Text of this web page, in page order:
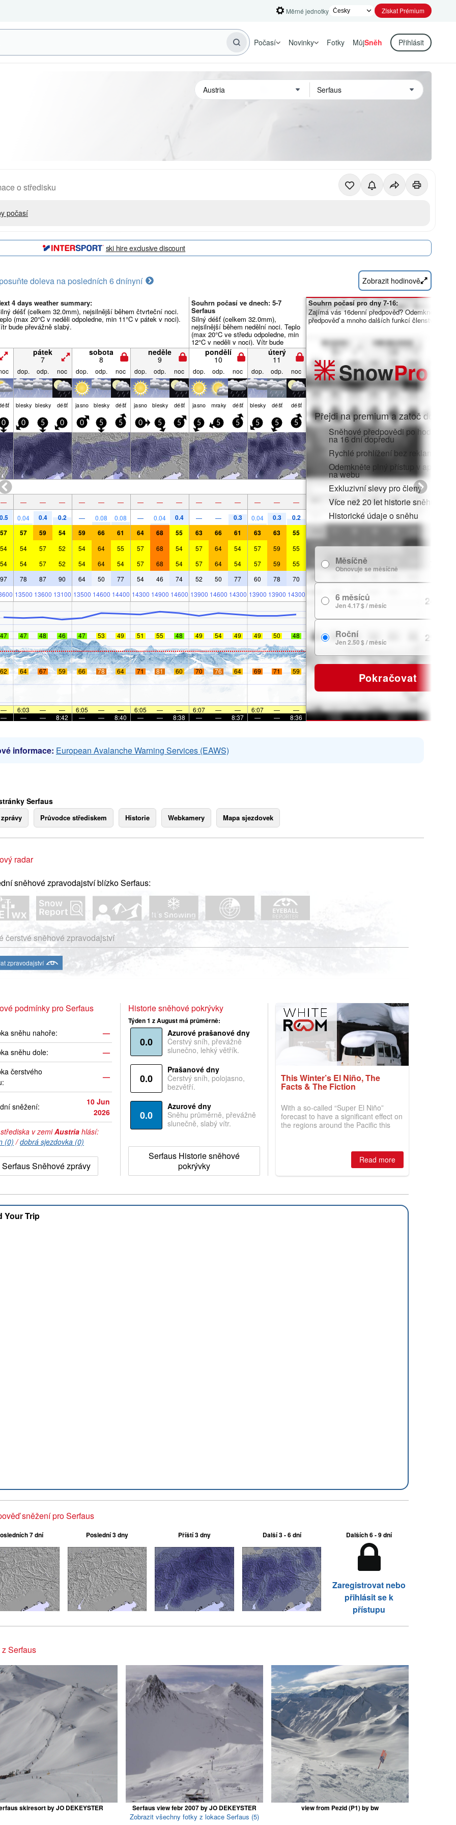
Měrné jednotky Získat Prémium
Počasí Novinky Fotky MůjSněh Přihlásit
o středisku
počasí
ski hire exclusive discount
posuňte doleva na posledních 6 dnínyní Zobrazit hodinově
4 days weather summary:
déšť (celkem 32.0mm), nejsilnější během čtvrteční noci.
(max 20°C v neděli odpoledne, min 11°C v pátek v noci).
bude převážně slabý.
Souhrn počasí ve dnech: 5-7
Serfaus
Silný déšť (celkem 32.0mm),
nejsilnější během nedělní noci. Teplo
(max 20°C ve středu odpoledne, min
12°C v neděli v noci). Vítr bude
převážně slabý.
pátek
7
sobota
8
neděle
9
pondělí
10
úterý
11
dop. odp. noc dop. odp. noc dop. odp. noc dop. odp. noc dop. odp. noc
blesky blesky déšť jasno blesky déšť jasno blesky déšť jasno mraky déšť blesky déšť déšť
0 0 5 0 0 5 5 0 5 5 5 5 5 5 5 5
— — — — — — — — — — — — — — — —
0.5 0.04 0.4 0.2 — 0.08 0.08 — 0.04 0.4 — — 0.3 0.04 0.3 0.2
57 57 59 54 59 66 61 64 68 55 63 66 61 63 63 55
54 54 57 52 54 64 55 57 68 54 57 64 54 57 59 55
54 54 57 52 54 64 54 57 68 54 57 64 54 57 59 55
97 78 87 90 64 50 77 54 46 74 52 50 77 60 78 70
13500 13600 13100 13500 14600 14400 14300 14900 14600 13900 14600 14300 13900 13900 14300
47 47 48 46 47 53 49 51 55 48 49 54 49 49 50 48
62 64 67 59 66 78 64 71 81 60 70 76 64 69 71 59
— 6:03 — — 6:05 — — 6:05 — — 6:07 — — 6:07 —
—
—
— — 8:42 — — 8:40 — — 8:38 — — 8:37 — — 8:36
Souhrn počasí pro dny 7-16:
Zajímá vás 16denní předpověď? Odemkněte
předpověď a mnoho dalších funkcí členstvím Pro.
SnowPro
Přejdi na premium a zatoč do:
Sněhové předpovědi po hodinách
na 16 dní dopředu
Rychlé prohlížení bez reklam
Odemkněte plný přístup v aplikaci i
na webu
Exkluzivní slevy pro členy
Více než 20 let historie sněhu
Historické údaje o sněhu
Měsíčně
Obnovuje se měsíčně
6 měsíců
Jen 4.17 $ / měsíc 24.99 $
Roční
Jen 2.50 $ / měsíc 29.99 $
Pokračovat
informace: European Avalanche Warning Services (EAWS)
Serfaus
Průvodce střediskem Historie Webkamery Mapa sjezdovek
radar
sněhové zpravodajství blízko Serfaus:
čerstvé sněhové zpravodajství
zpravodajství
podmínky pro Serfaus
sněhu nahoře:
—
sněhu dole:
—
čerstvého
—
sněžení:
10 Jun
2026
v zemiAustria hlásí:
(0)/dobrá sjezdovka (0)
Serfaus Sněhové zprávy
Historie sněhové pokrývky
Týden 1 z August má průměrně:
0.0
Azurové prašanové dny
Čerstvý sníh, převážně
slunečno, lehký větřík.
0.0
Prašanové dny
Čerstvý sníh, polojasno,
bezvětří.
0.0
Azurové dny
Sněhu průměrně, převážně
slunečně, slabý vítr.
Serfaus Historie sněhové
pokrývky
This Winter’s El Niño, The
Facts & The Fiction
With a so-called “Super El Niño”
forecast to have a significant effect on
the regions around the Pacific this
where are the best odds?
Read more
Your Trip
sněžení pro Serfaus
7 dní Poslední 3 dny Příští 3 dny Další 3 - 6 dní Dalších 6 - 9 dní
Zaregistrovat nebo
přihlásit se k
přístupu
z Serfaus
skiresort by JO DEKEYSTER Serfaus view febr 2007 by JO DEKEYSTER view from Pezid (P1) by bw
Zobrazit všechny fotky z lokace Serfaus (5)